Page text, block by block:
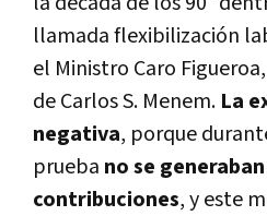
llamada flexibilización
el Ministro Caro
de Carlos S. Menem. La
negativa, porque
prueba no se
contribuciones, y este